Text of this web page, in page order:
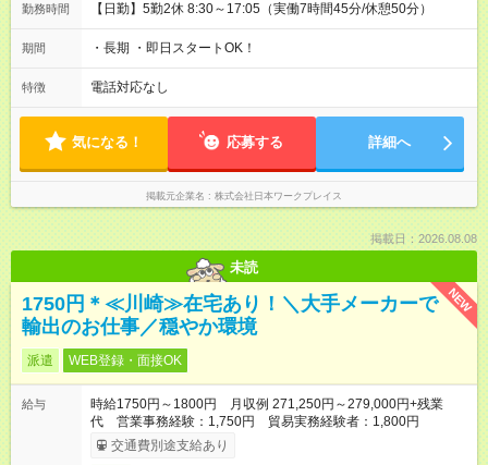
勤務時間 【日勤】5勤2休 8:30～17:05（実働7時間45分/休憩50分）
期間 ・長期 ・即日スタートOK！
特徴 電話対応なし
気になる！ 応募する 詳細へ
掲載元企業名 株式会社日本ワークプレイス
掲載日：2026.08.08
未読
NEW
1750円＊≪川崎≫在宅あり！＼大手メーカーで
輸出のお仕事／穏やか環境
派遣 WEB登録・面接OK
給与
時給1750円～1800円 月収例 271,250円～279,000円+残業
代 営業事務経験：1,750円 貿易実務経験者：1,800円
交通費別途支給あり